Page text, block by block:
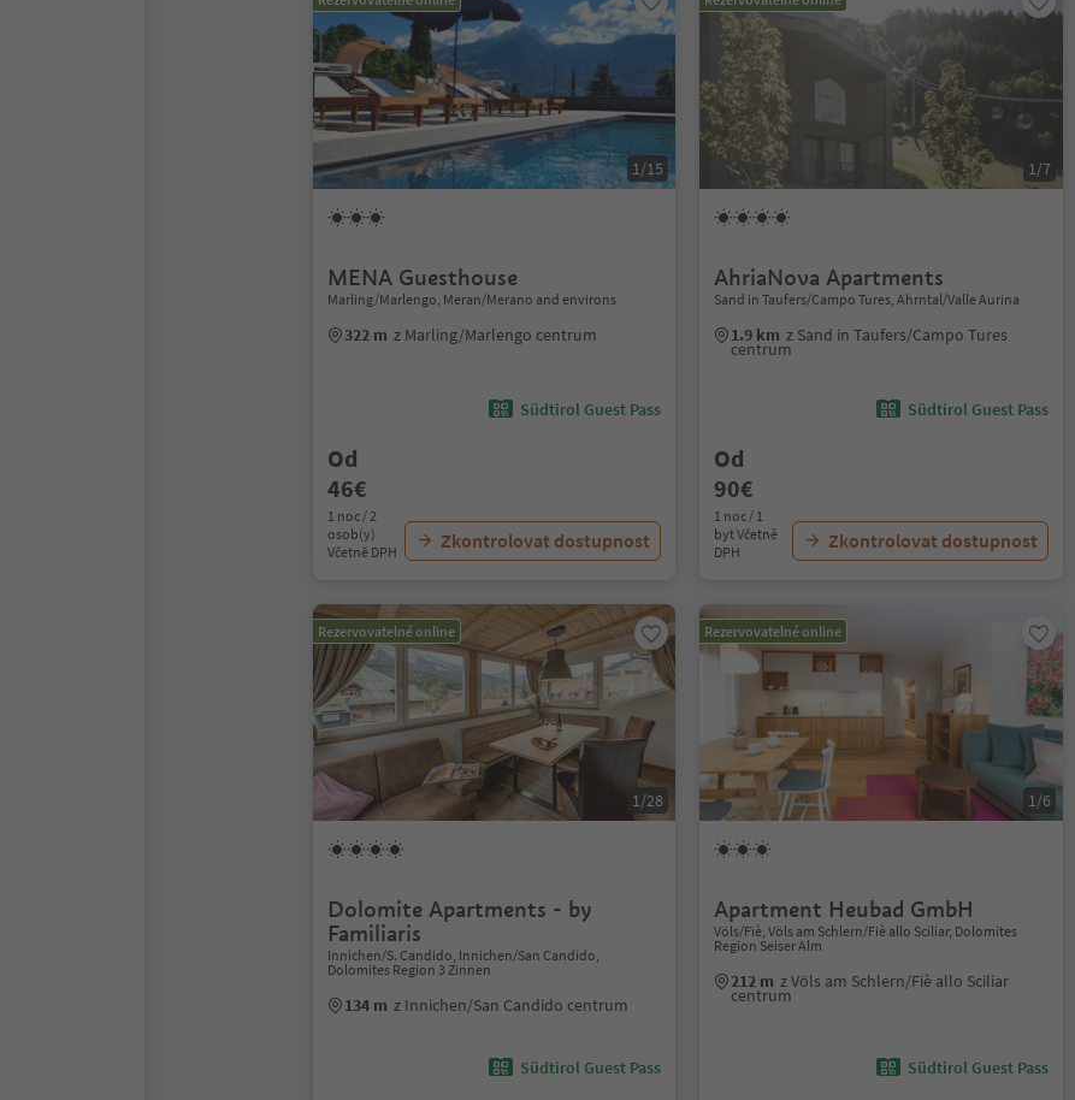
1/15
MENA Guesthouse
Marling/Marlengo, Meran/Merano and environs
322 m z Marling/Marlengo centrum
Südtirol Guest Pass
Od
46€
1 noc / 2
osob(y)
Včetně DPH
Zkontrolovat dostupnost
1/7
AhriaNova Apartments
Sand in Taufers/Campo Tures, Ahrntal/Valle Aurina
1.9 km z Sand in Taufers/Campo Tures
centrum
Südtirol Guest Pass
Od
90€
1 noc / 1
byt Včetně
DPH
Zkontrolovat dostupnost
Rezervovatelné online
1/28
Dolomite Apartments - by
Familiaris
Innichen/S. Candido, Innichen/San Candido,
Dolomites Region 3 Zinnen
134 m z Innichen/San Candido centrum
Südtirol Guest Pass
Rezervovatelné online
1/6
Apartment Heubad GmbH
Völs/Fiè, Völs am Schlern/Fiè allo Sciliar, Dolomites
Region Seiser Alm
212 m z Völs am Schlern/Fiè allo Sciliar
centrum
Südtirol Guest Pass